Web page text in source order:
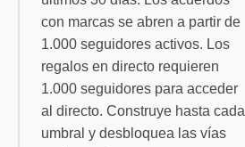
con marcas se abren a partir de
1.000 seguidores activos. Los
regalos en directo requieren
1.000 seguidores para acceder
al directo. Construye hasta cada
umbral y desbloquea las vías